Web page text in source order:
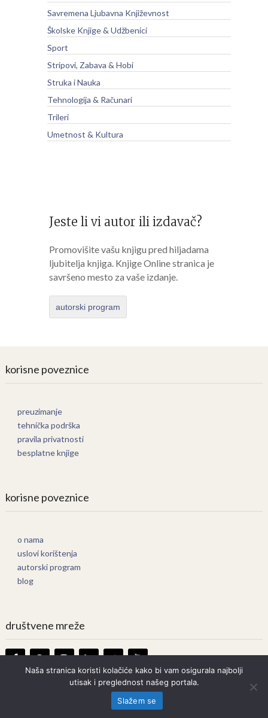
Savremena Ljubavna Književnost
Školske Knjige & Udžbenici
Sport
Stripovi, Zabava & Hobi
Struka i Nauka
Tehnologija & Računari
Trileri
Umetnost & Kultura
Jeste li vi autor ili izdavač?
Promovišite vašu knjigu pred hiljadama
ljubitelja knjiga. Knjige Online stranica je
savršeno mesto za vaše izdanje.
autorski program
korisne poveznice
preuzimanje
tehnička podrška
pravila privatnosti
besplatne knjige
korisne poveznice
o nama
uslovi korištenja
autorski program
blog
društvene mreže
Knjige OnlineCopyright © 2026.
Prava zadržana. Bilo kakvo kopiranje strogo zabranjeno.
Naša stranica koristi kolačiće kako bi vam osigurala najbolji
utisak i preglednost našeg portala.
Slažem se